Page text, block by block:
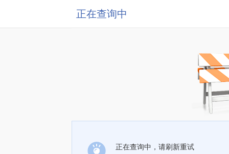
正在查询中
正在查询中，请刷新重试